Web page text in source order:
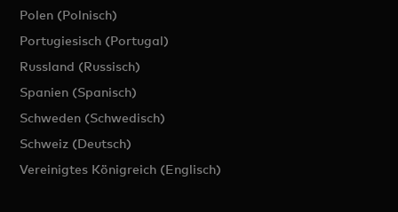
Polen (Polnisch)
Portugiesisch (Portugal)
Russland (Russisch)
Spanien (Spanisch)
Schweden (Schwedisch)
Schweiz (Deutsch)
Vereinigtes Königreich (Englisch)